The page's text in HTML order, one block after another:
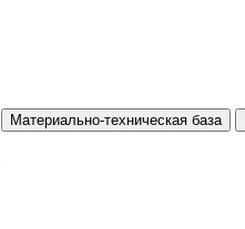
Материально-техническая база